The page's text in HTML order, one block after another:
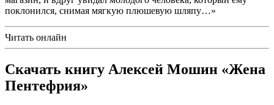
поклонился, снимая мягкую плюшевую шляпу…»
Читать онлайн
Скачать книгу Алексей Мошин «Жена
Пентефрия»